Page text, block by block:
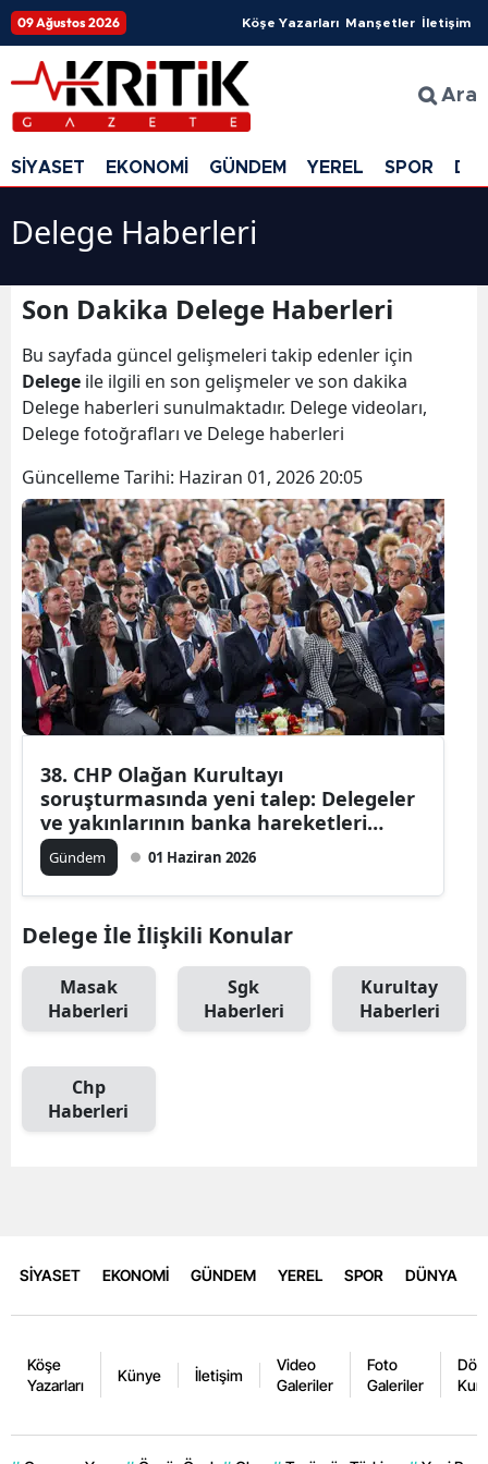
09 Ağustos 2026 Köşe Yazarları Manşetler İletişim
Ara
SİYASET EKONOMİ GÜNDEM YEREL SPOR
Delege Haberleri
Son Dakika Delege Haberleri
Bu sayfada güncel gelişmeleri takip edenler için
Delege ile ilgili en son gelişmeler ve son dakika
Delege haberleri sunulmaktadır. Delege videoları,
Delege fotoğrafları ve Delege haberleri
Güncelleme Tarihi: Haziran 01, 2026 20:05
38. CHP Olağan Kurultayı
soruşturmasında yeni talep: Delegeler
ve yakınlarının banka hareketleri
incelenecek
Gündem 01 Haziran 2026
Delege İle İlişkili Konular
Masak
Haberleri
Sgk
Haberleri
Kurultay
Haberleri
Chp
Haberleri
SİYASET EKONOMİ GÜNDEM YEREL SPOR DÜNYA
Köşe
Yazarları
Künye İletişim
Video
Galeriler
Foto
Galeriler